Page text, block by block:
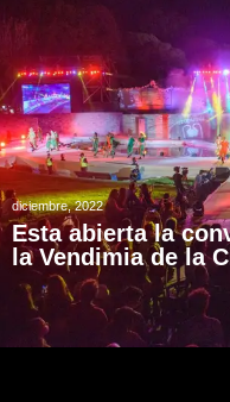
diciembre, 2022
Esta abierta la
la Vendimia de la